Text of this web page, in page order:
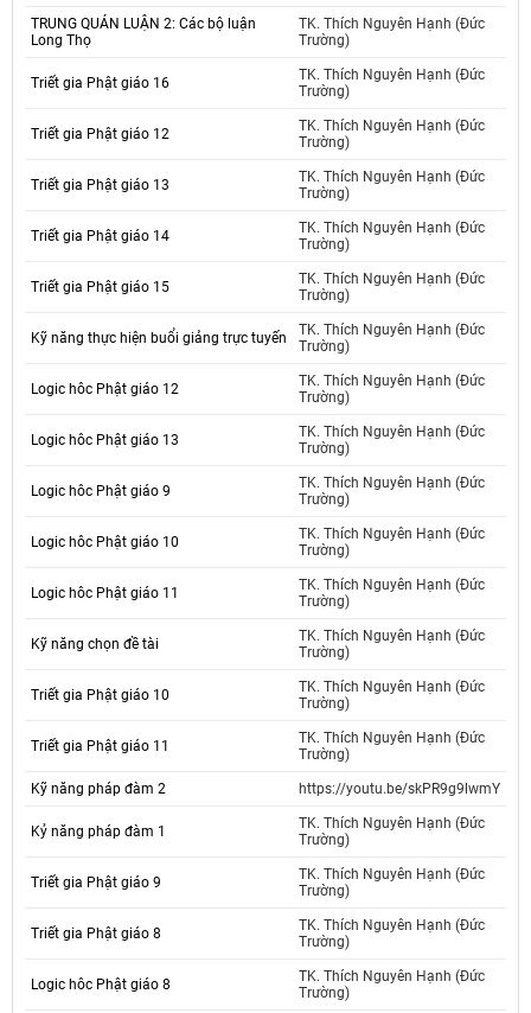
TRUNG QUÁN LUẬN 2: Các bộ luận
Long Thọ
TK. Thích Nguyên Hạnh (Đức
Trường)
Triết gia Phật giáo 16
TK. Thích Nguyên Hạnh (Đức
Trường)
Triết gia Phật giáo 12
TK. Thích Nguyên Hạnh (Đức
Trường)
Triết gia Phật giáo 13
TK. Thích Nguyên Hạnh (Đức
Trường)
Triết gia Phật giáo 14
TK. Thích Nguyên Hạnh (Đức
Trường)
Triết gia Phật giáo 15
TK. Thích Nguyên Hạnh (Đức
Trường)
Kỹ năng thực hiện buổi giảng trực tuyến
TK. Thích Nguyên Hạnh (Đức
Trường)
Logic hôc Phật giáo 12
TK. Thích Nguyên Hạnh (Đức
Trường)
Logic hôc Phật giáo 13
TK. Thích Nguyên Hạnh (Đức
Trường)
Logic hôc Phật giáo 9
TK. Thích Nguyên Hạnh (Đức
Trường)
Logic hôc Phật giáo 10
TK. Thích Nguyên Hạnh (Đức
Trường)
Logic hôc Phật giáo 11
TK. Thích Nguyên Hạnh (Đức
Trường)
Kỹ năng chọn đề tài
TK. Thích Nguyên Hạnh (Đức
Trường)
Triết gia Phật giáo 10
TK. Thích Nguyên Hạnh (Đức
Trường)
Triết gia Phật giáo 11
TK. Thích Nguyên Hạnh (Đức
Trường)
Kỹ năng pháp đàm 2 https://youtu.be/skPR9g9lwmY
Kỷ năng pháp đàm 1
TK. Thích Nguyên Hạnh (Đức
Trường)
Triết gia Phật giáo 9
TK. Thích Nguyên Hạnh (Đức
Trường)
Triết gia Phật giáo 8
TK. Thích Nguyên Hạnh (Đức
Trường)
Logic hôc Phật giáo 8
TK. Thích Nguyên Hạnh (Đức
Trường)